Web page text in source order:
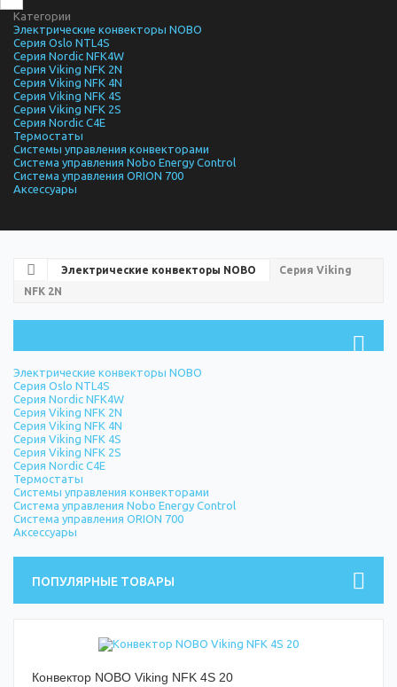
Категории
Электрические конвекторы NOBO
Серия Oslo NTL4S
Серия Nordic NFK4W
Серия Viking NFK 2N
Серия Viking NFK 4N
Серия Viking NFK 4S
Серия Viking NFK 2S
Серия Nordic C4E
Термостаты
Системы управления конвекторами
Система управления Nobo Energy Control
Система управления ORION 700
Аксессуары
Электрические конвекторы NOBO
Серия Viking
NFK 2N
Электрические конвекторы NOBO
Серия Oslo NTL4S
Серия Nordic NFK4W
Серия Viking NFK 2N
Серия Viking NFK 4N
Серия Viking NFK 4S
Серия Viking NFK 2S
Серия Nordic C4E
Термостаты
Системы управления конвекторами
Система управления Nobo Energy Control
Система управления ORION 700
Аксессуары
ПОПУЛЯРНЫЕ ТОВАРЫ
Конвектор NOBO Viking NFK 4S 20